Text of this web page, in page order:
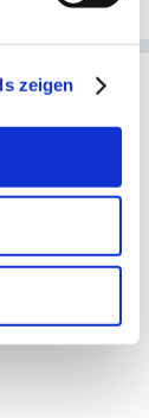
zeigen